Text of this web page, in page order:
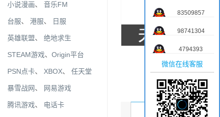
小说漫画、 音乐FM
台服、 港服、 日服
英雄联盟、 绝地求生
STEAM游戏、 Origin平台
PSN点卡、 XBOX、 任天堂
暴雪战网、 网易游戏
腾讯游戏、 电话卡
商品介绍
83509857
98741304
4794393
微信在线客服